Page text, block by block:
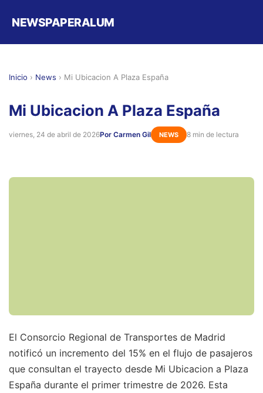
NEWSPAPERALUM
Inicio › News › Mi Ubicacion A Plaza España
Mi Ubicacion A Plaza España
viernes, 24 de abril de 2026Por Carmen Gil NEWS 8 min de lectura
El Consorcio Regional de Transportes de Madrid
notificó un incremento del 15% en el flujo de pasajeros
que consultan el trayecto desde Mi Ubicacion a Plaza
España durante el primer trimestre de 2026. Esta